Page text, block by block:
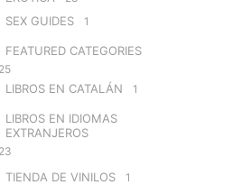
SEX GUIDES 1
FEATURED CATEGORIES
25
LIBROS EN CATALÁN 1
LIBROS EN IDIOMAS
EXTRANJEROS
23
TIENDA DE VINILOS 1